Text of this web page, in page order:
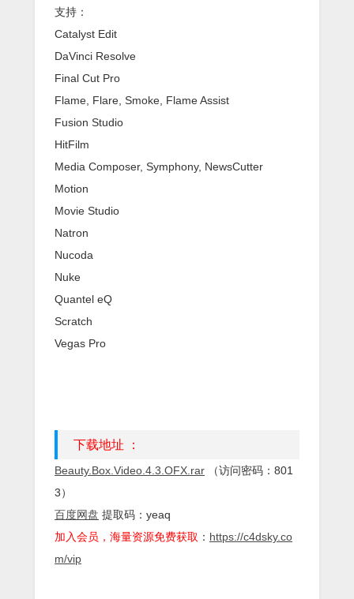
支持：
Catalyst Edit
DaVinci Resolve
Final Cut Pro
Flame, Flare, Smoke, Flame Assist
Fusion Studio
HitFilm
Media Composer, Symphony, NewsCutter
Motion
Movie Studio
Natron
Nucoda
Nuke
Quantel eQ
Scratch
Vegas Pro
下载地址 ：
Beauty.Box.Video.4.3.OFX.rar （访问密码：801
3）
百度网盘 提取码：yeaq
加入会员，海量资源免费获取 ： https://c4dsky.co
m/vip